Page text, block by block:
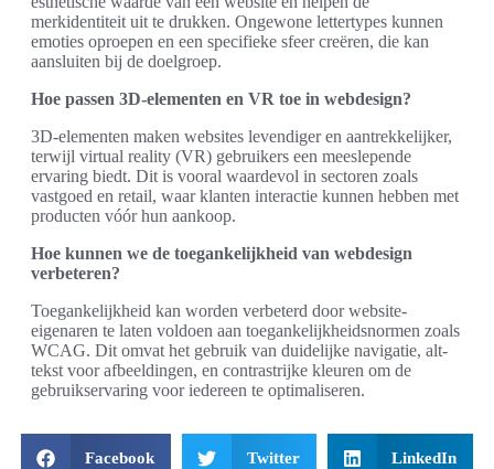
merkidentiteit uit te drukken. Ongewone lettertypes kunnen
emoties oproepen en een specifieke sfeer creëren, die kan
aansluiten bij de doelgroep.
Hoe passen 3D-elementen en VR toe in webdesign?
3D-elementen maken websites levendiger en aantrekkelijker,
terwijl virtual reality (VR) gebruikers een meeslepende
ervaring biedt. Dit is vooral waardevol in sectoren zoals
vastgoed en retail, waar klanten interactie kunnen hebben met
producten vóór hun aankoop.
Hoe kunnen we de toegankelijkheid van webdesign
verbeteren?
Toegankelijkheid kan worden verbeterd door website-
eigenaren te laten voldoen aan toegankelijkheidsnormen zoals
WCAG. Dit omvat het gebruik van duidelijke navigatie, alt-
tekst voor afbeeldingen, en contrastrijke kleuren om de
gebruikservaring voor iedereen te optimaliseren.
Facebook Twitter LinkedIn